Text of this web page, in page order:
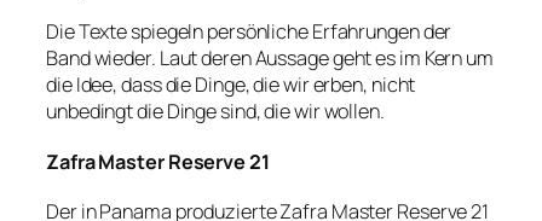
Die Texte spiegeln persönliche Erfahrungen der
Band wieder. Laut deren Aussage geht es im Kern um
die Idee, dass die Dinge, die wir erben, nicht
unbedingt die Dinge sind, die wir wollen.
Zafra Master Reserve 21
Der in Panama produzierte Zafra Master Reserve 21